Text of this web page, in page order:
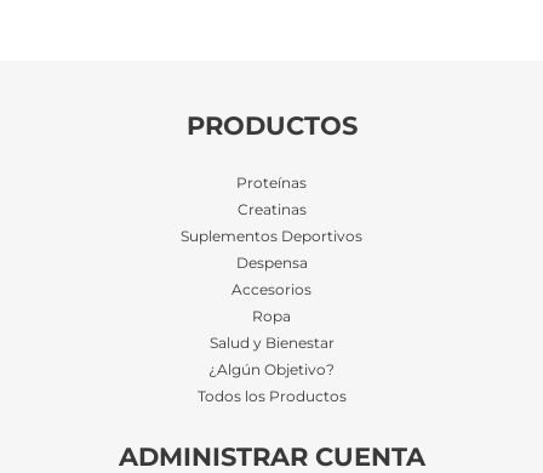
PRODUCTOS
Proteínas
Creatinas
Suplementos Deportivos
Despensa
Accesorios
Ropa
Salud y Bienestar
¿Algún Objetivo?
Todos los Productos
ADMINISTRAR CUENTA